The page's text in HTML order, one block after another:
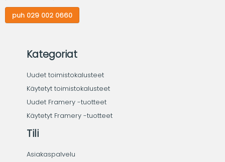
puh 029 002 0660
Kategoriat
Uudet toimistokalusteet
Käytetyt toimistokalusteet
Uudet Framery -tuotteet
Käytetyt Framery -tuotteet
Tili
Asiakaspalvelu